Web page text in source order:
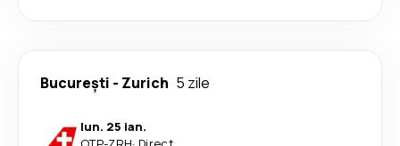
București - Zurich 5 zile
lun. 25 ian.